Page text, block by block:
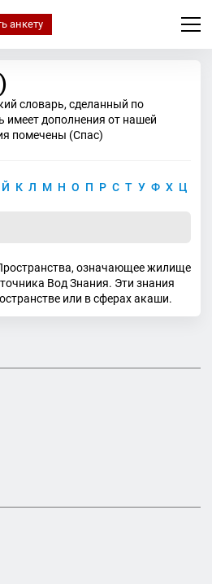
анкету
словарь, сделанный по
имеет дополнения от нашей
помечены (Спас)
Й К Л М Н О П Р С Т У Ф Х Ц
означающее жилище
Вод Знания. Эти знания
или в сферах акаши.